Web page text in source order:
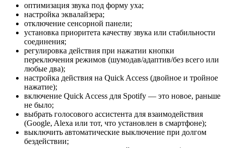
оптимизация звука под форму уха;
настройка эквалайзера;
отключение сенсорной панели;
установка приоритета качеству звука или стабильности
соединения;
регулировка действия при нажатии кнопки
переключения режимов (шумодав/адаптив/без всего или
любые два);
настройка действия на Quick Access (двойное и тройное
нажатие);
включение Quick Access для Spotify — это новое, раньше
не было;
выбрать голосового ассистента для взаимодействия
(Google, Alexa или тот, что установлен в смартфоне);
выключить автоматические выключение при долгом
бездействии;